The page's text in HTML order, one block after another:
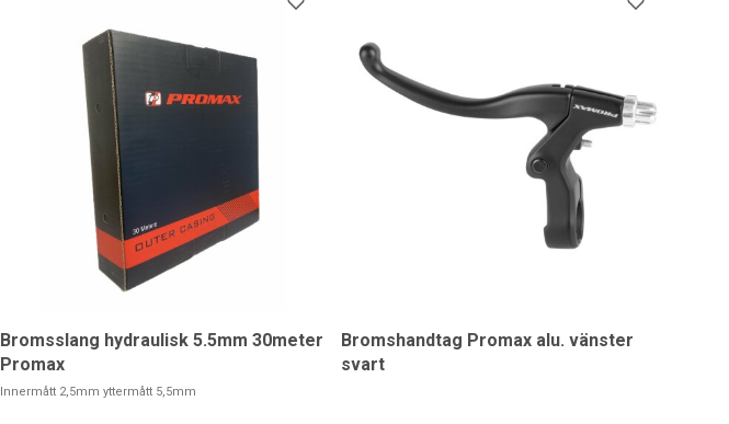
Bromsslang hydraulisk 5.5mm 30meter
Promax
Innermått 2,5mm yttermått 5,5mm
Bromshandtag Promax alu. vänster
svart